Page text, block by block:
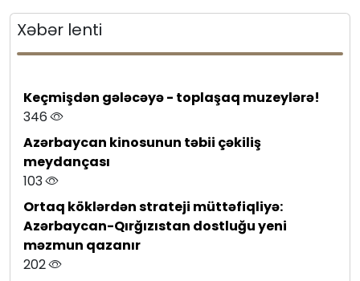
Xəbər lenti
Keçmişdən gələcəyə - toplaşaq muzeylərə!
346
Azərbaycan kinosunun təbii çəkiliş
meydançası
103
Ortaq köklərdən strateji müttəfiqliyə:
Azərbaycan-Qırğızıstan dostluğu yeni
məzmun qazanır
202